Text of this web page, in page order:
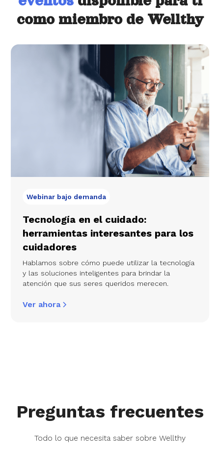
como miembro de Wellthy
Webinar bajo demanda
Tecnología en el cuidado:
herramientas interesantes para los
cuidadores
Hablamos sobre cómo puede utilizar la tecnología
y las soluciones inteligentes para brindar la
atención que sus seres queridos merecen.
Ver ahora
Preguntas frecuentes
Todo lo que necesita saber sobre Wellthy